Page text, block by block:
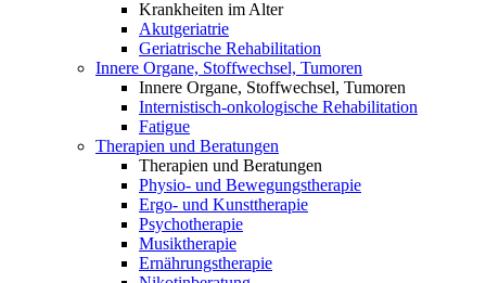
Krankheiten im Alter
Akutgeriatrie
Geriatrische Rehabilitation
Innere Organe, Stoffwechsel, Tumoren
Innere Organe, Stoffwechsel, Tumoren
Internistisch-onkologische Rehabilitation
Fatigue
Therapien und Beratungen
Therapien und Beratungen
Physio- und Bewegungstherapie
Ergo- und Kunsttherapie
Psychotherapie
Musiktherapie
Ernährungstherapie